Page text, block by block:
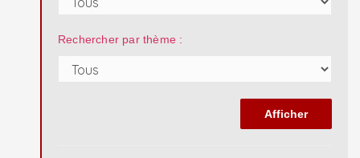
Rechercher par thème :